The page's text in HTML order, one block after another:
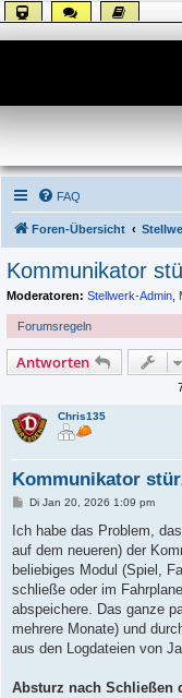
FAQ
Foren-Übersicht
Kommunikator
Moderatoren: Stellwerk-Admin
Forumsregeln
Antworten
Chris135
Kommunikator
B
i
r
a
Di Jan 20, 2026 1:09 pm
Ich habe das Problem,
auf dem neueren) der
beliebiges Modul (Spiel,
schließe oder im
abspeichere. Das ganze
mehrere Monate) und
aus den Logdateien von
Absturz nach Schließen